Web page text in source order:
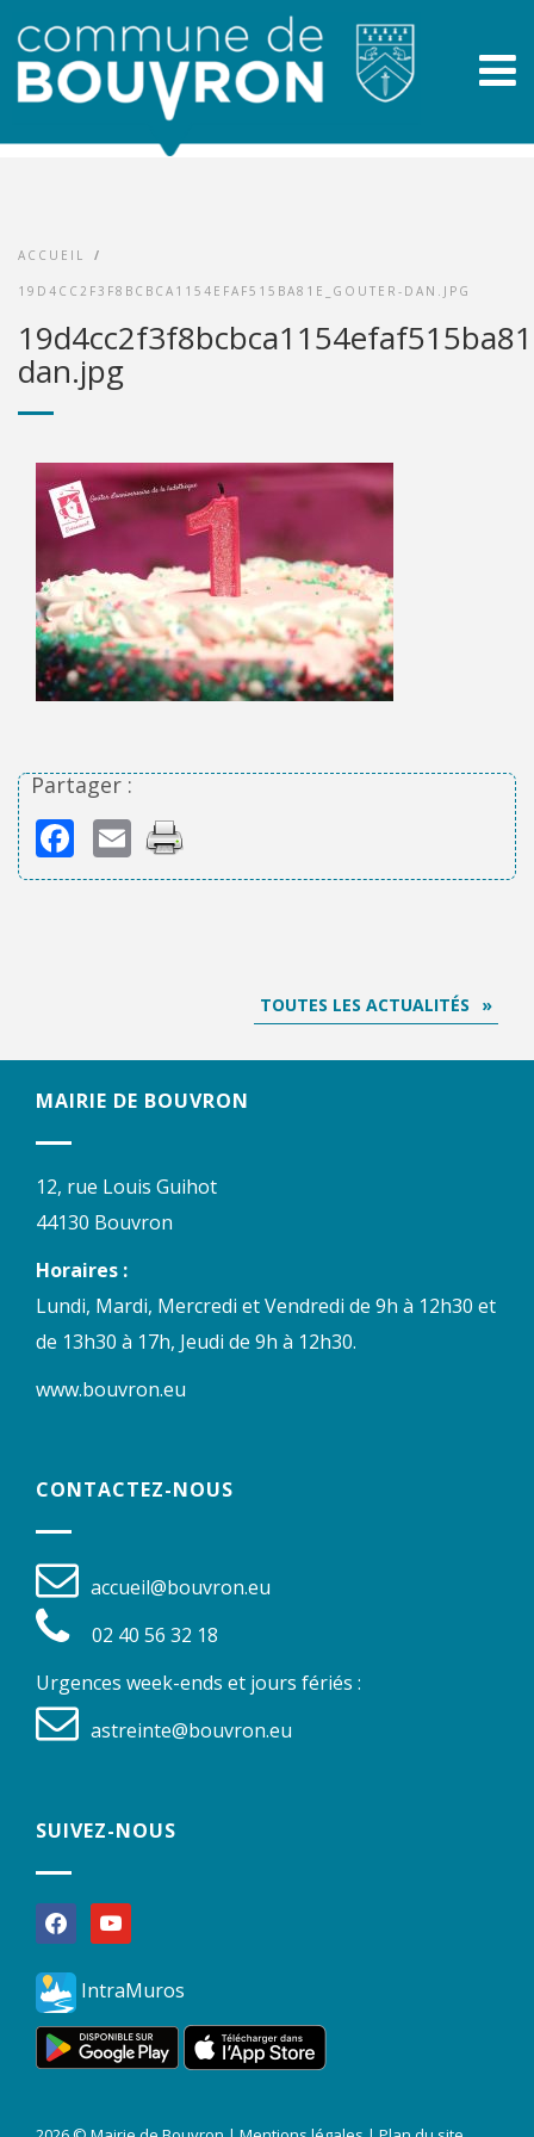
ACCUEIL /
19D4CC2F3F8BCBCA1154EFAF515BA81E_GOUTER-DAN.JPG
dan.jpg
Partager :
Facebook
Email
TOUTES LES ACTUALITÉS
MAIRIE DE BOUVRON
12, rue Louis Guihot
44130 Bouvron
Horaires :
Lundi, Mardi, Mercredi et Vendredi de 9h à 12h30 et
de 13h30 à 17h, Jeudi de 9h à 12h30.
www.bouvron.eu
CONTACTEZ-NOUS
accueil@bouvron.eu
02 40 56 32 18
Urgences week-ends et jours fériés :
astreinte@bouvron.eu
SUIVEZ-NOUS
facebookyoutube
IntraMuros